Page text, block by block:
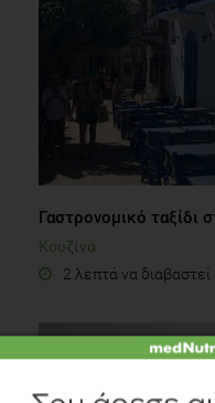
Γαστρονομικό ταξίδι
Κουζίνα
2 λεπτά να διαβαστεί